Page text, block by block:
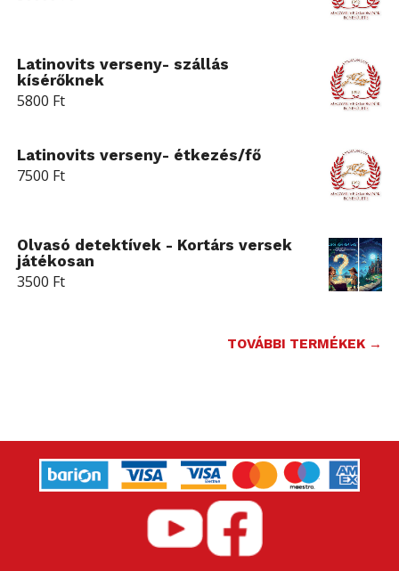
Latinovits verseny- szállás
kísérőknek
5800 Ft
Latinovits verseny- étkezés/fő
7500 Ft
Olvasó detektívek - Kortárs versek
játékosan
3500 Ft
TOVÁBBI TERMÉKEK →